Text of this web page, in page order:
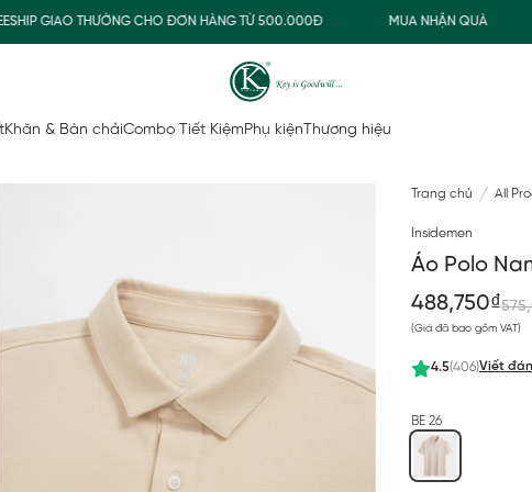
GIAO THƯỜNG CHO ĐƠN HÀNG TỪ 500.000Đ MUA NHẬN QUÀ
Khăn & Bàn chảiCombo Tiết KiệmPhụ kiện Thương hiệu
Trang chủ All
Insidemen
Áo Polo
488,750₫
(Giá đã bao gồm VAT)
4.5(406)Viết
BE 26